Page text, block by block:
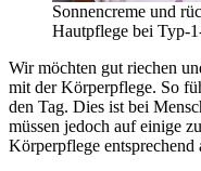
Sonnencreme und
Hautpflege bei Typ-
Wir möchten gut riechen
mit der Körperpflege. So
den Tag. Dies ist bei
müssen jedoch auf einige
Körperpflege entsprechend